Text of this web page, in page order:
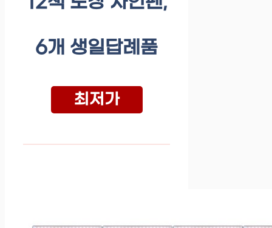
6개 생일답례품
최저가